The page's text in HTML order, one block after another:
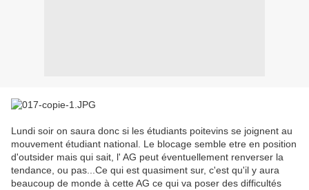
Lundi soir on saura donc si les étudiants poitevins se joignent au
mouvement étudiant national. Le blocage semble etre en position
d'outsider mais qui sait, l' AG peut éventuellement renverser la
tendance, ou pas...Ce qui est quasiment sur, c'est qu'il y aura
beaucoup de monde à cette AG ce qui va poser des difficultés